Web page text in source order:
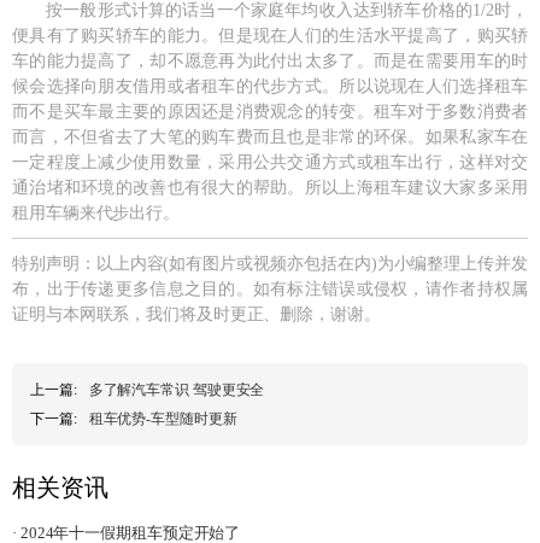
按一般形式计算的话当一个家庭年均收入达到轿车价格的1/2时，
便具有了购买轿车的能力。但是现在人们的生活水平提高了，购买轿
车的能力提高了，却不愿意再为此付出太多了。而是在需要用车的时
候会选择向朋友借用或者租车的代步方式。所以说现在人们选择租车
而不是买车最主要的原因还是消费观念的转变。租车对于多数消费者
而言，不但省去了大笔的购车费而且也是非常的环保。如果私家车在
一定程度上减少使用数量，采用公共交通方式或租车出行，这样对交
通治堵和环境的改善也有很大的帮助。所以上海租车建议大家多采用
租用车辆来代步出行。
特别声明：以上内容(如有图片或视频亦包括在内)为小编整理上传并发
布，出于传递更多信息之目的。如有标注错误或侵权，请作者持权属
证明与本网联系，我们将及时更正、删除，谢谢。
上一篇:
多了解汽车常识 驾驶更安全
下一篇:
租车优势-车型随时更新
相关资讯
· 2024年十一假期租车预定开始了